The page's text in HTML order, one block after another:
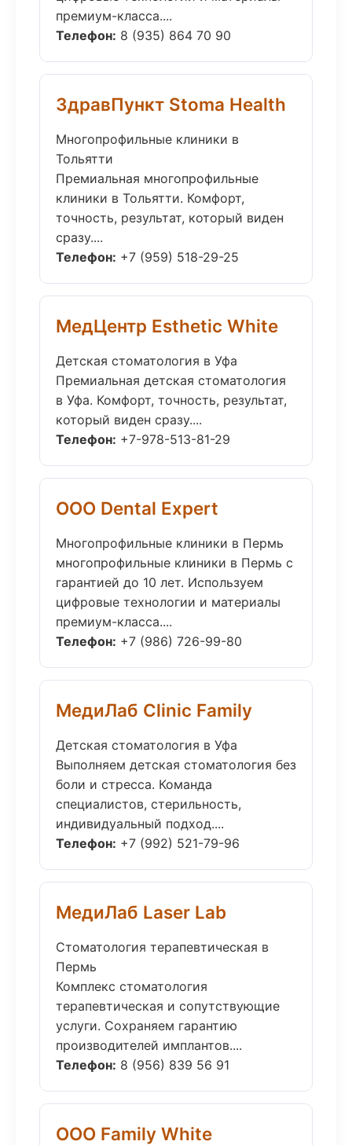
премиум-класса....
Телефон: 8 (935) 864 70 90
ЗдравПункт Stoma Health
Многопрофильные клиники в
Тольятти
Премиальная многопрофильные
клиники в Тольятти. Комфорт,
точность, результат, который виден
сразу....
Телефон: +7 (959) 518-29-25
МедЦентр Esthetic White
Детская стоматология в Уфа
Премиальная детская стоматология
в Уфа. Комфорт, точность, результат,
который виден сразу....
Телефон: +7-978-513-81-29
ООО Dental Expert
Многопрофильные клиники в Пермь
многопрофильные клиники в Пермь с
гарантией до 10 лет. Используем
цифровые технологии и материалы
премиум-класса....
Телефон: +7 (986) 726-99-80
МедиЛаб Clinic Family
Детская стоматология в Уфа
Выполняем детская стоматология без
боли и стресса. Команда
специалистов, стерильность,
индивидуальный подход....
Телефон: +7 (992) 521-79-96
МедиЛаб Laser Lab
Стоматология терапевтическая в
Пермь
Комплекс стоматология
терапевтическая и сопутствующие
услуги. Сохраняем гарантию
производителей имплантов....
Телефон: 8 (956) 839 56 91
ООО Family White